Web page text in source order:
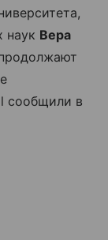
наук Вера
сообщили в